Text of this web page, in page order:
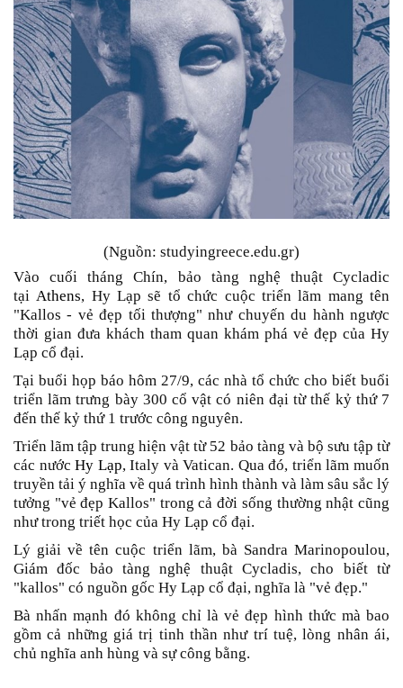
(Nguồn: studyingreece.edu.gr)
Vào cuối tháng Chín, bảo tàng nghệ thuật Cycladic
tạiAthens, Hy Lạp sẽ tổ chức cuộc triển lãm mang tên
"Kallos - vẻ đẹp tối thượng" như chuyến du hành ngược
thời gian đưa khách tham quan khám phá vẻ đẹp của Hy
Lạp cổ đại.
Tại buổi họp báo hôm 27/9, các nhà tổ chức cho biết buổi
triển lãm trưng bày 300 cổ vật có niên đại từ thế kỷ thứ 7
đến thế kỷ thứ 1 trước công nguyên.
Triển lãm tập trung hiện vật từ 52 bảo tàng và bộ sưu tập từ
các nướcHy Lạp, Italy và Vatican. Qua đó, triển lãm muốn
truyền tải ý nghĩa về quá trình hình thành và làm sâu sắc lý
tưởng "vẻ đẹp Kallos" trong cả đời sống thường nhật cũng
như trong triết học của Hy Lạp cổ đại.
Lý giải về tên cuộc triển lãm, bà Sandra Marinopoulou,
Giám đốc bảo tàng nghệ thuật Cycladis, cho biết từ
"kallos" có nguồn gốc Hy Lạp cổ đại, nghĩa là "vẻ đẹp."
Bà nhấn mạnh đó không chỉ là vẻ đẹp hình thức mà bao
gồm cả những giá trị tinh thần như trí tuệ, lòng nhân ái,
chủ nghĩa anh hùng và sự công bằng.